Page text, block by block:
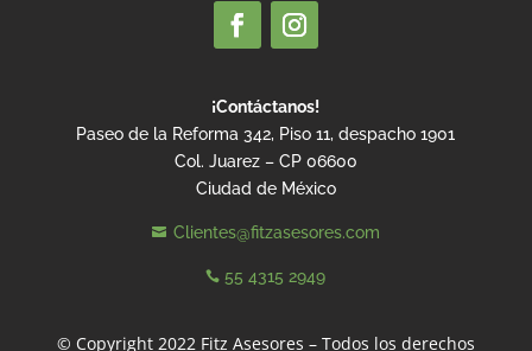
¡Contáctanos!
Paseo de la Reforma 342, Piso 11, despacho 1901
Col. Juarez – CP 06600
Ciudad de México
 Clientes@fitzasesores.com
 55 4315 2949
© Copyright 2022 Fitz Asesores – Todos los derechos